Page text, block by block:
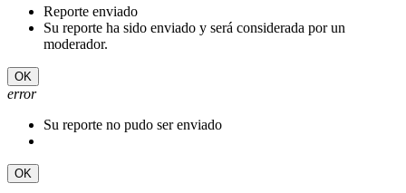
Reporte enviado
Su reporte ha sido enviado y será considerada por un
moderador.
OK
error
Su reporte no pudo ser enviado
OK